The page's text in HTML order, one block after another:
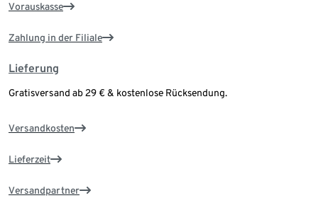
Vorauskasse
Zahlung in der Filiale
Lieferung
Gratisversand ab 29 € & kostenlose Rücksendung.
Versandkosten
Lieferzeit
Versandpartner